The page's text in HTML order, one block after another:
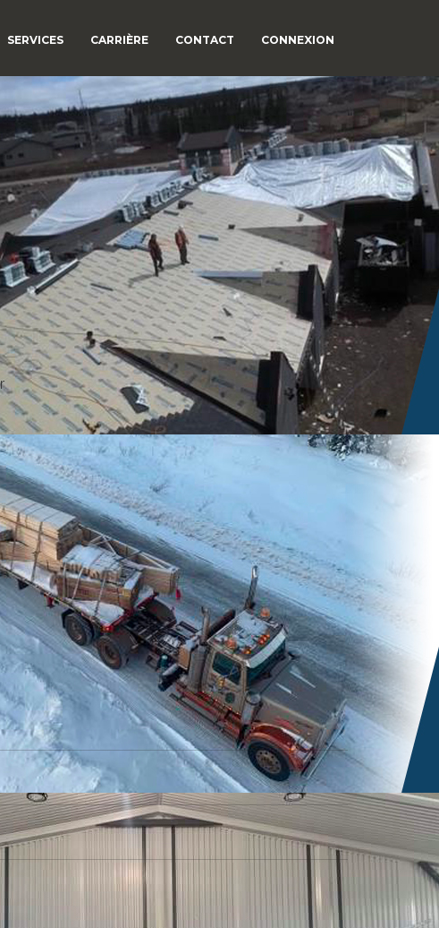
SERVICES CARRIÈRE CONTACT CONNEXION